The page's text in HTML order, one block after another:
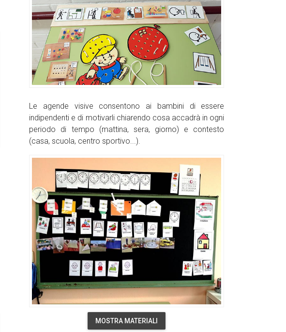
Le agende visive consentono ai bambini di essere
indipendenti e di motivarli chiarendo cosa accadrà in ogni
periodo di tempo (mattina, sera, giorno) e contesto
(casa, scuola, centro sportivo...).
MOSTRA MATERIALI